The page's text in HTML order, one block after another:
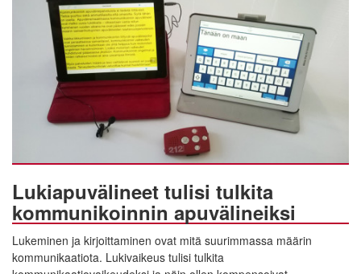
Lukiapuvälineet tulisi tulkita
kommunikoinnin apuvälineiksi
Lukeminen ja kirjoittaminen ovat mitä suurimmassa määrin
kommunikaatiota. Lukivaikeus tulisi tulkita